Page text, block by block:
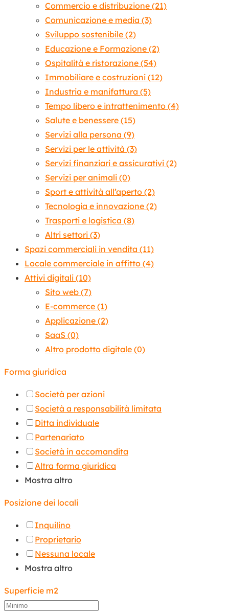
Commercio e distribuzione (21)
Comunicazione e media (3)
Sviluppo sostenibile (2)
Educazione e Formazione (2)
Ospitalità e ristorazione (54)
Immobiliare e costruzioni (12)
Industria e manifattura (5)
Tempo libero e intrattenimento (4)
Salute e benessere (15)
Servizi alla persona (9)
Servizi per le attività (3)
Servizi finanziari e assicurativi (2)
Servizi per animali (0)
Sport e attività all’aperto (2)
Tecnologia e innovazione (2)
Trasporti e logistica (8)
Altri settori (3)
Spazi commerciali in vendita (11)
Locale commerciale in affitto (4)
Attivi digitali (10)
Sito web (7)
E-commerce (1)
Applicazione (2)
SaaS (0)
Altro prodotto digitale (0)
Forma giuridica
Società per azioni
Società a responsabilità limitata
Ditta individuale
Partenariato
Società in accomandita
Altra forma giuridica
Mostra altro
Posizione dei locali
Inquilino
Proprietario
Nessuna locale
Mostra altro
Superficie m2